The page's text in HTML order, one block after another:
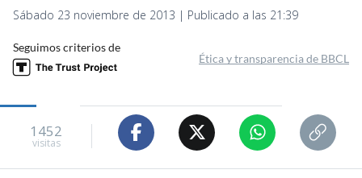
Sábado 23 noviembre de 2013 | Publicado a las 21:39
Seguimos criterios de
Ética y transparencia de BBCL
1452
visitas